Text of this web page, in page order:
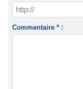
Commentaire * :